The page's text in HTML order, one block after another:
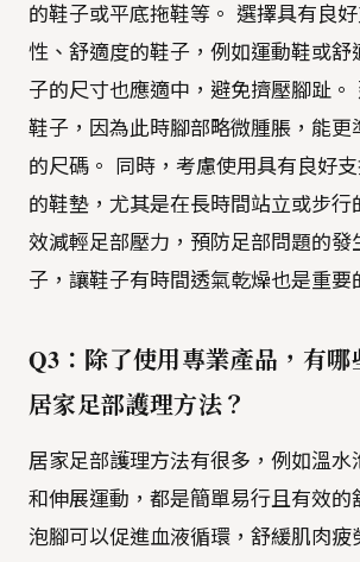
的鞋子或平底拖鞋等。 選擇具有良
性、舒適度的鞋子，例如運動鞋或舒
子的尺寸也應適中，避免擠壓腳趾。
鞋子，因為此時腳部略微腫脹，能更
的尺碼。 同時，考慮使用具有良好
的鞋墊，尤其是在長時間站立或步行
效減輕足部壓力，預防足部問題的發
子，讓鞋子有時間透氣乾燥也是重要
Q3：除了使用專業產品，有
居家足部護理方法？
居家足部護理方法有很多，例如溫水
和伸展運動，都是簡單易行且有效的
泡腳可以促進血液循環，舒緩肌肉疲